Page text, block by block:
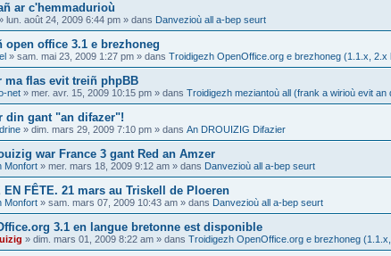
ar c'hemmadurioù
lun. août 24, 2009 6:44 pm » dans Danvezioù all a-bep seurt
open office 3.1 e brezhoneg
» sam. mai 23, 2009 1:27 pm » dans Troidigezh OpenOffice.org e brezhoneg (1.1.x, 2.x
ma flas evit treiñ phpBB
net » mer. avr. 15, 2009 10:15 pm » dans Troidigezh meziantoù all (frank a wirioù evit an
din gant "an difazer"!
» dim. mars 29, 2009 7:10 pm » dans An DROUIZIG Difazier
war France 3 gant Red an Amzer
Monfort » mer. mars 18, 2009 9:12 am » dans Danvezioù all a-bep seurt
EN FÊTE. 21 mars au Triskell de Ploeren
Monfort » sam. mars 07, 2009 10:43 am » dans Danvezioù all a-bep seurt
3.1 en langue bretonne est disponible
» dim. mars 01, 2009 8:22 am » dans Troidigezh OpenOffice.org e brezhoneg